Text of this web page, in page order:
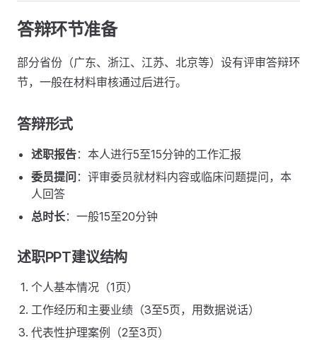
答辩环节准备
部分省份（广东、浙江、江苏、北京等）设有评审答辩环
节，一般在材料审核通过后进行。
答辩形式
述职报告：本人进行5至15分钟的工作汇报
委员提问 ：评审委员就材料内容或临床问题提问，本
人回答
总时长：一般15至20分钟
述职PPT建议结构
个人基本情况（1页）
工作经历和主要业绩（3至5页，用数据说话）
代表性护理案例（2至3页）